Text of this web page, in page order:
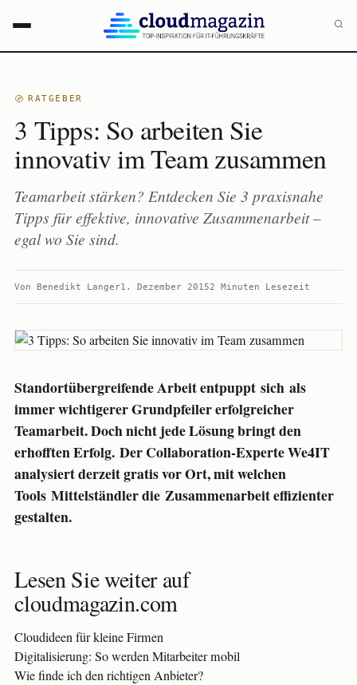
RATGEBER
3 Tipps: So arbeiten Sie
innovativ im Team zusammen
Teamarbeit stärken? Entdecken Sie 3 praxisnahe
Tipps für effektive, innovative Zusammenarbeit –
egal wo Sie sind.
Von Benedikt Langer1. Dezember 20152 Minuten Lesezeit
Standortübergreifende Arbeit entpuppt sich als
immer wichtigerer Grundpfeiler erfolgreicher
Teamarbeit. Doch nicht jede Lösung bringt den
erhofften Erfolg. Der Collaboration-Experte We4IT
analysiert derzeit gratis vor Ort, mit welchen
Tools Mittelständler die Zusammenarbeit effizienter
gestalten.
Lesen Sie weiter auf
cloudmagazin.com
Cloudideen für kleine Firmen
Digitalisierung: So werden Mitarbeiter mobil
Wie finde ich den richtigen Anbieter?